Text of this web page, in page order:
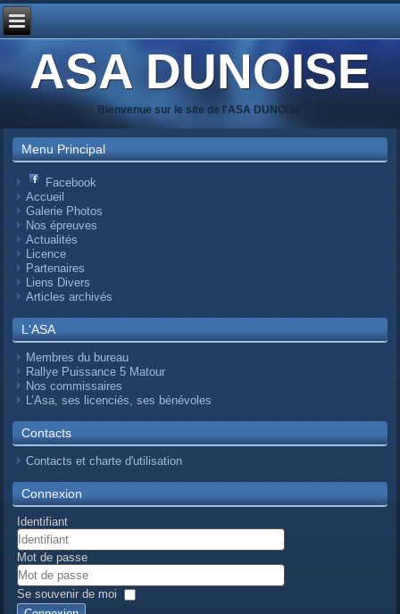
ASA DUNOISE
Bienvenue sur le site de l'ASA DUNOISE
Menu Principal
Facebook
Accueil
Galerie Photos
Nos épreuves
Actualités
Licence
Partenaires
Liens Divers
Articles archivés
L'ASA
Membres du bureau
Rallye Puissance 5 Matour
Nos commissaires
L’Asa, ses licenciés, ses bénévoles
Contacts
Contacts et charte d'utilisation
Connexion
Identifiant
Mot de passe
Se souvenir de moi